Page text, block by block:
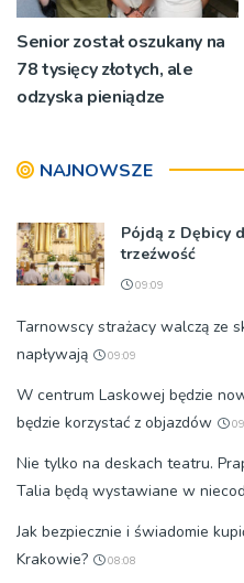
Senior został oszukany na
78 tysięcy złotych, ale
odzyska pieniądze
NAJNOWSZE
Pójdą z Dębicy
trzeźwość
09:09
Tarnowscy strażacy walczą ze
napływają
09:09
W centrum Laskowej będzie
będzie korzystać z objazdów
Nie tylko na deskach teatru.
Talia będą wystawiane w
Jak bezpiecznie i świadomie
Krakowie?
08:08